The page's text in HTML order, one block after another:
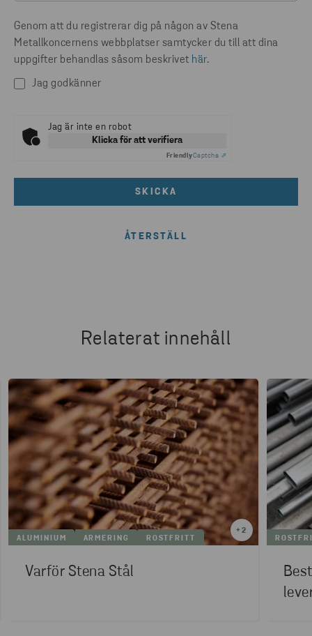
Genom att du registrerar dig på någon av Stena
Metallkoncernens webbplatser samtycker du till att dina
uppgifter behandlas såsom beskrivet här.
Jag godkänner
Jag är inte en robot
Klicka för att verifiera
FriendlyCaptcha ⇗
SKICKA
Relaterat innehåll
+2
ALUMINIUM
ARMERING ROSTFRITT
Varför Stena Stål